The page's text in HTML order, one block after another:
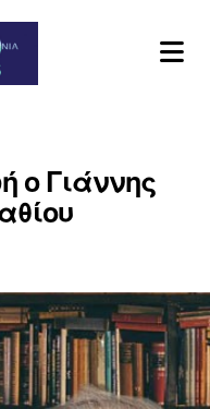
ο Γιάννης